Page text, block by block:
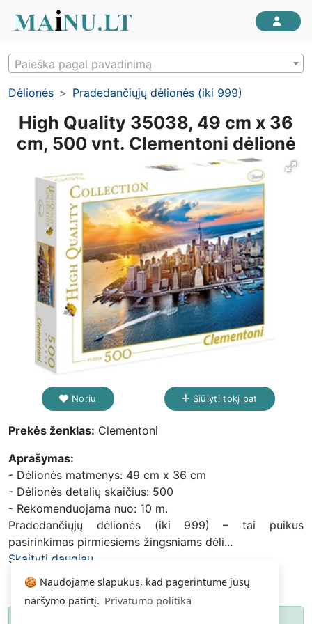
🍪 Naudojame slapukus, kad pagerintume jūsų
naršymo patirtį. Privatumo politika
Paieška pagal pavadinimą
Dėlionės Pradedančiųjų dėlionės (iki 999)
High Quality 35038, 49 cm x 36
cm, 500 vnt. Clementoni dėlionė
Noriu Siūlyti tokį pat
Prekės ženklas: Clementoni
Aprašymas:
- Dėlionės matmenys: 49 cm x 36 cm
- Dėlionės detalių skaičius: 500
- Rekomenduojama nuo: 10 m.
Pradedančiųjų dėlionės (iki 999) – tai puikus
pasirinkimas pirmiesiems žingsniams dėli...
Skaityti daugiau...